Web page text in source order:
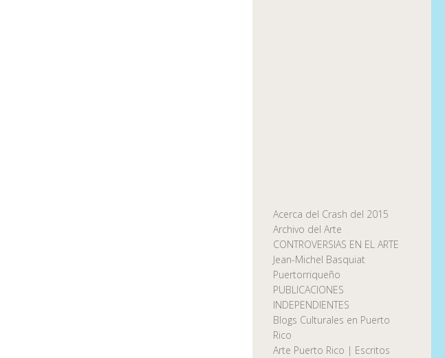
Acerca del Crash del 2015
Archivo del Arte
CONTROVERSIAS EN EL ARTE
Jean-Michel Basquiat
Puertorriqueño
PUBLICACIONES
INDEPENDIENTES
Blogs Culturales en Puerto
Rico
Arte Puerto Rico | Escritos